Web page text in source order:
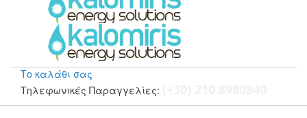
Το καλάθι σας
Τηλεφωνικές Παραγγελίες:
Μετάβαση